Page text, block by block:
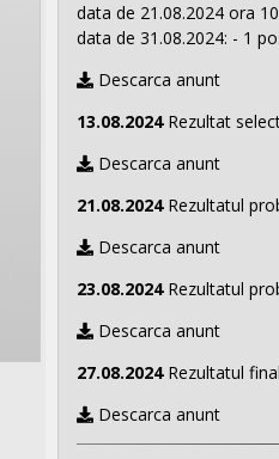
data de 21.08.2024 ora
data de 31.08.2024: - 1
Descarca anunt
13.08.2024Rezultat
Descarca anunt
21.08.2024Rezultatul
Descarca anunt
23.08.2024Rezultatul
Descarca anunt
27.08.2024Rezultatul
Descarca anunt